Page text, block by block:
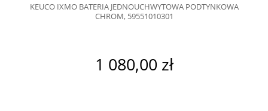
KEUCO IXMO BATERIA JEDNOUCHWYTOWA PODTYNKOWA
CHROM, 59551010301
1 080,00 zł